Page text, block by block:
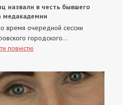
назвали в честь бывшего
медакадемии
время очередной сессии
городского...
повністю